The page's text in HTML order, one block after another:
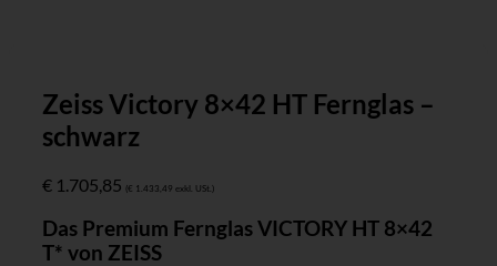
Zeiss Victory 8×42 HT Fernglas –
schwarz
€ 1.705,85 (€ 1.433,49 exkl. USt.)
Das Premium Fernglas VICTORY HT 8×42
T* von ZEISS